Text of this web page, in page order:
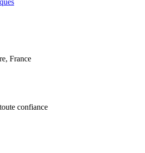
France
confiance